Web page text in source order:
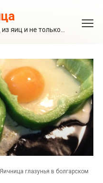
яиц и не только…
Яичница глазунья в болгарском